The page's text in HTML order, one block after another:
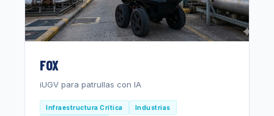
FOX
iUGV para patrullas con IA
Infraestructura Crítica
Industrias